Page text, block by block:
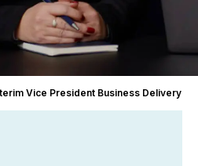
Vice President Business Delivery